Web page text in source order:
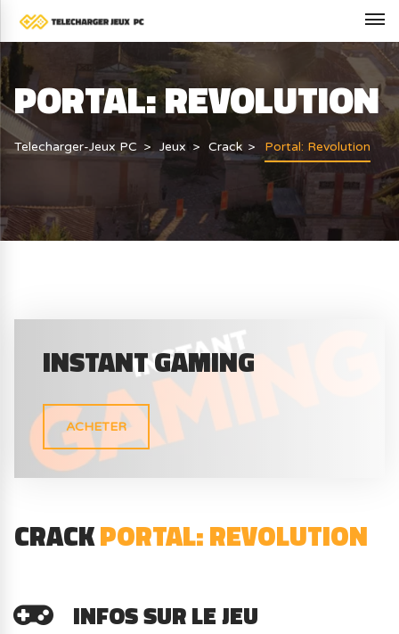
PORTAL: REVOLUTION
Telecharger-Jeux PC Jeux Crack Portal: Revolution
INSTANT GAMING
ACHETER
CRACKPORTAL: REVOLUTION
INFOS SUR LE JEU